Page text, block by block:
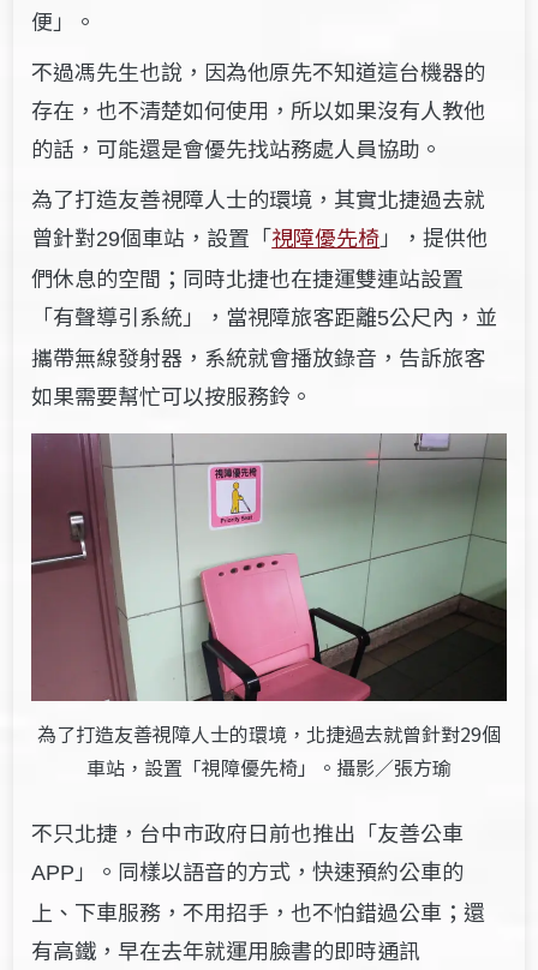
便」。
不過馮先生也說，因為他原先不知道這台機器的
存在，也不清楚如何使用，所以如果沒有人教他
的話，可能還是會優先找站務處人員協助。
為了打造友善視障人士的環境，其實北捷過去就
曾針對29個車站，設置「視障優先椅」，提供他
們休息的空間；同時北捷也在捷運雙連站設置
「有聲導引系統」，當視障旅客距離5公尺內，並
攜帶無線發射器，系統就會播放錄音，告訴旅客
如果需要幫忙可以按服務鈴。
為了打造友善視障人士的環境，北捷過去就曾針對29個
車站，設置「視障優先椅」。攝影／張方瑜
不只北捷，台中市政府日前也推出「友善公車
APP 」。同樣以語音的方式，快速預約公車的
上、下車服務，不用招手，也不怕錯過公車；還
有高鐵，早在去年就運用臉書的即時通訊